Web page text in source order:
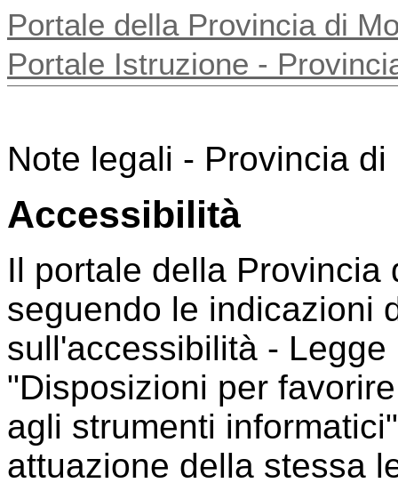
Portale della Provincia di
Portale Istruzione -
Note legali - Provincia di
Accessibilità
Il portale della Provincia
seguendo le indicazioni
sull'accessibilità -
"Disposizioni per
agli strumenti
attuazione della stessa